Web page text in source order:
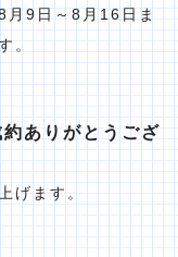
月9日～8月16日ま
。
ありがとうござ
げます。